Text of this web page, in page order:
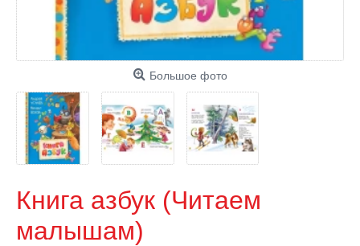
Большое фото
Книга азбук (Читаем
малышам)